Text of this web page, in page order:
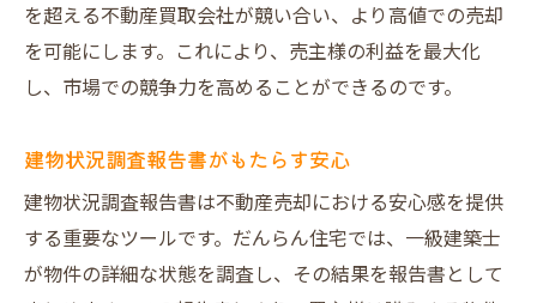
を超える不動産買取会社が競い合い、より高値での売却
を可能にします。これにより、売主様の利益を最大化
し、市場での競争力を高めることができるのです。
建物状況調査報告書がもたらす安心
建物状況調査報告書は不動産売却における安心感を提供
する重要なツールです。だんらん住宅では、一級建築士
が物件の詳細な状態を調査し、その結果を報告書として